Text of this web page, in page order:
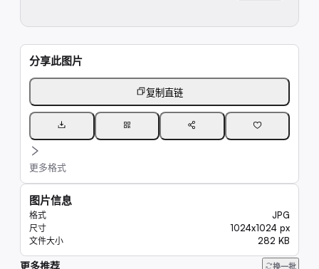
分享此图片
复制直链
更多格式
图片信息
格式 JPG
尺寸 1024x1024 px
文件大小 282 KB
更多推荐 换一批
337